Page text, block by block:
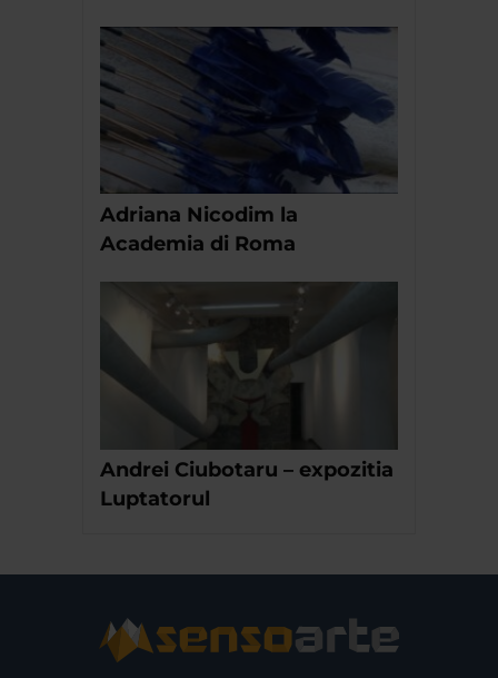
Adriana Nicodim la
Academia di Roma
Andrei Ciubotaru – expozitia
Luptatorul